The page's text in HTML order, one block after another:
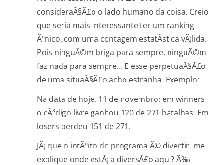
consideraÃ§Ã£o o lado humano da coisa. Creio
que seria mais interessante ter um ranking
Ãºnico, com uma contagem estatÃ­stica vÃ¡lida.
Pois ninguÃ©m briga para sempre, ninguÃ©m
faz nada para sempre… E esse perpetuaÃ§Ã£o
de uma situaÃ§Ã£o acho estranha. Exemplo:
Na data de hoje, 11 de novembro: em winners
o cÃ³digo livre ganhou 120 de 271 batalhas. Em
losers perdeu 151 de 271.
JÃ¡ que o intÃºito do programa Ã© divertir, me
explique onde estÃ¡ a diversÃ£o aqui? Ã‰